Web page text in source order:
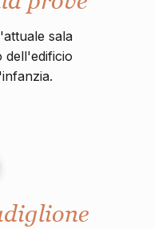
sala
dell'edificio